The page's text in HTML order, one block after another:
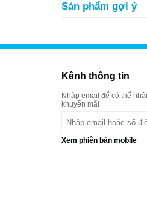
Sản phẩm gợi ý
Kênh thông tin
Nhập email để có thể
khuyến mãi
Xem phiên bản mobile